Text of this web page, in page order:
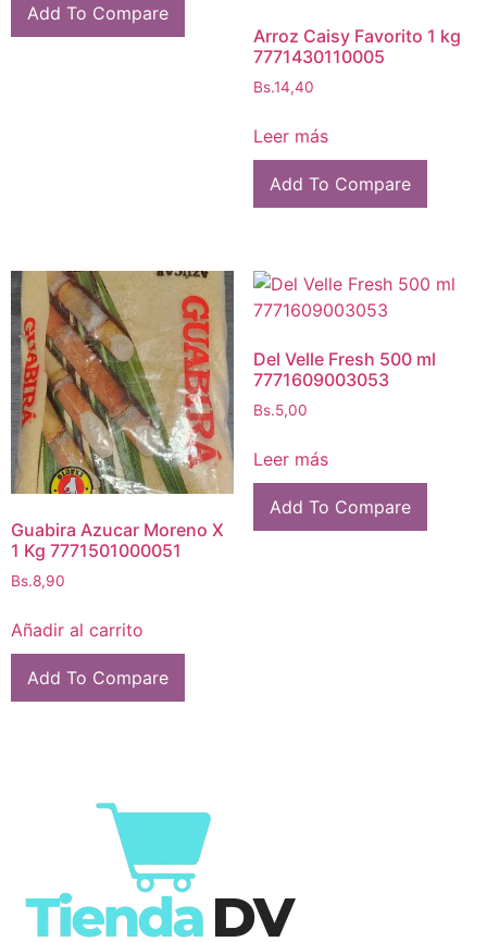
Add To Compare
Arroz Caisy Favorito 1 kg
7771430110005
Bs.14,40
Leer más
Add To Compare
Guabira Azucar Moreno X
1 Kg 7771501000051
Bs.8,90
Añadir al carrito
Add To Compare
Del Velle Fresh 500 ml
7771609003053
Bs.5,00
Leer más
Add To Compare